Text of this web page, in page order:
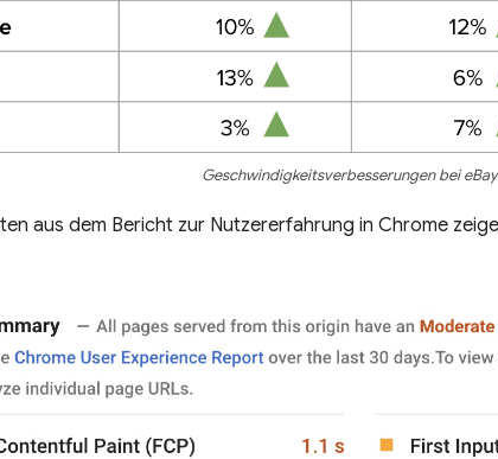
Geschwindigkeitsverbesserungen bei
aus dem Bericht zur Nutzererfahrung in Chrome